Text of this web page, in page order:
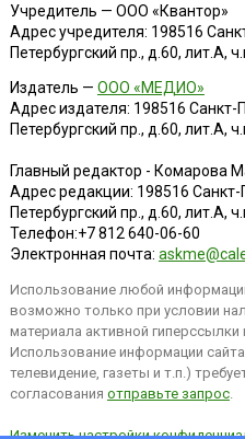
Учредитель — ООО «Квантор»
Адрес учредителя: 198516
Петербургский пр., д.60, лит.А,
Издатель — ООО «МЕДИО»
Адрес издателя: 198516 Санкт-
Петербургский пр., д.60, лит.А,
Главный редактор - Комарова
Адрес редакции: 198516 Санкт-
Петербургский пр., д.60, лит.А,
Телефон:+7 812 640-06-60
Электронная почта:
Использование любой
возможно только при условии
материала активной гиперссылки
Использование информации
телевидение, газеты и т.п.)
согласования отправьте запрос.
Изменить настройки